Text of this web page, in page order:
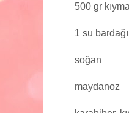
500 gr kıyma
1 su
soğan
maydanoz